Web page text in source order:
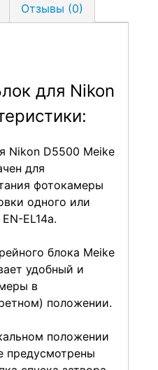
Отзывы (0)
для Nikon
Nikon D5500 Meike
для
фотокамеры
одного или
EL14a.
блока Meike
удобный и
в
положении.
положении
предусмотрены